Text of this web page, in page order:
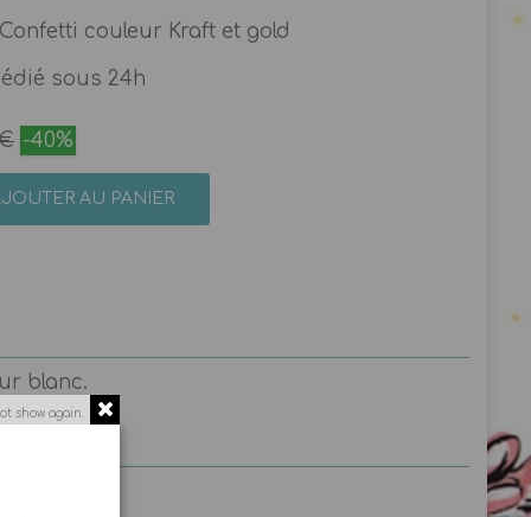
show again.
couleur Kraft et gold
sous 24h
-40%
AU PANIER
blanc.